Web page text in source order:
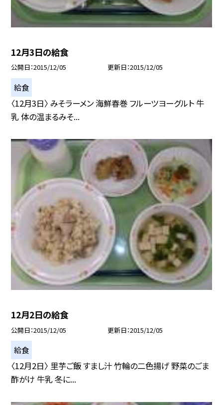
12月3日の給食
公開日 2015/12/05 更新日 2015/12/05
給食
〈12月3日〉 みそラーメン 海鮮春巻 フルーツヨーグルト 牛
乳 体の温まるみそ...
12月2日の給食
公開日 2015/12/05 更新日 2015/12/05
給食
〈12月2日〉 里芋ご飯 すまし汁 竹輪の二色揚げ 野菜のごま
酢がけ 牛乳 冬に...